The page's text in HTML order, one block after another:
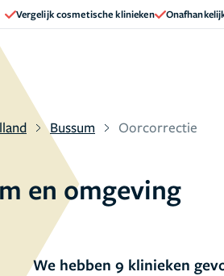
Vergelijk cosmetische klinieken
Bussum Oorcorrectie
en omgeving
We hebben 9 klinieken